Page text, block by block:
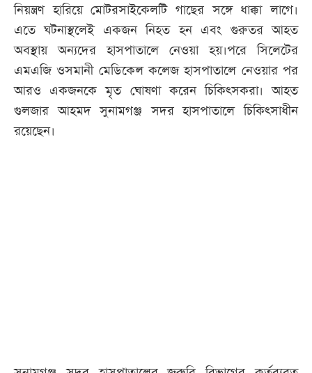
নিয়ন্ত্রণ হারিয়ে মোটরসাইকেলটি গাছের সঙ্গে ধাক্কা লাগে।
এতে ঘটনাস্থলেই একজন নিহত হন এবং গুরুতর আহত
অবস্থায় অন্যদের হাসপাতালে নেওয়া হয়।পরে সিলেটের
এমএজি ওসমানী মেডিকেল কলেজ হাসপাতালে নেওয়ার পর
আরও একজনকে মৃত ঘোষণা করেন চিকিৎসকরা। আহত
গুলজার আহমদ সুনামগঞ্জ সদর হাসপাতালে চিকিৎসাধীন
রয়েছেন।